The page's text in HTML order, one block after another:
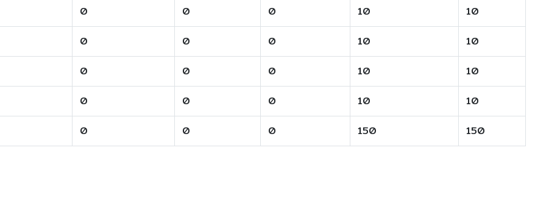
0 0 0 10
10
0 0 0 10
10
0 0 0 10
10
0 0 0 10
10
0 0 0 150 150